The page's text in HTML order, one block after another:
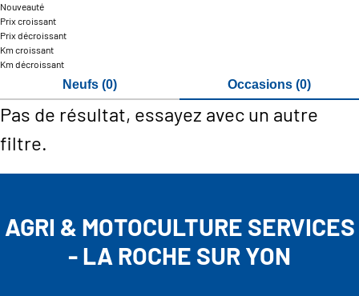
Nouveauté
Prix croissant
Prix décroissant
Km croissant
Km décroissant
Neufs (0) Occasions (0)
Pas de résultat, essayez avec un autre
filtre.
AGRI & MOTOCULTURE SERVICES
- LA ROCHE SUR YON